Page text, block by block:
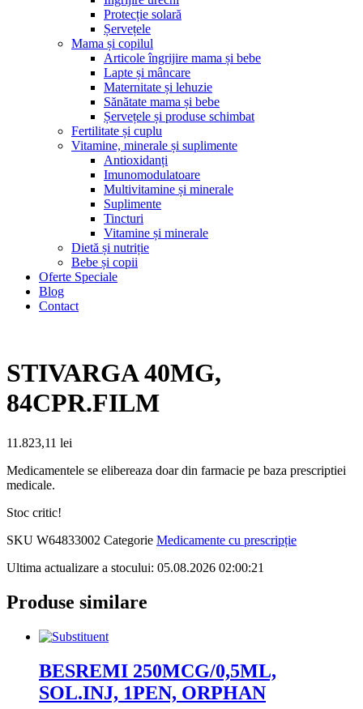
Protecție solară
Șervețele
Mama și copilul
Articole îngrijire mama și bebe
Lapte și mâncare
Maternitate și lehuzie
Sănătate mama și bebe
Șervețele și produse schimbat
Fertilitate și cuplu
Vitamine, minerale și suplimente
Antioxidanți
Imunomodulatoare
Multivitamine și minerale
Suplimente
Tincturi
Vitamine și minerale
Dietă și nutriție
Bebe și copii
Oferte Speciale
Blog
Contact
STIVARGA 40MG,
84CPR.FILM
11.823,11 lei
Medicamentele se elibereaza doar din farmacie pe baza prescriptiei
medicale.
Stoc critic!
SKU W64833002 Categorie Medicamente cu prescripție
Ultima actualizare a stocului: 05.08.2026 02:00:21
Produse similare
BESREMI 250MCG/0,5ML,
SOL.INJ, 1PEN, ORPHAN